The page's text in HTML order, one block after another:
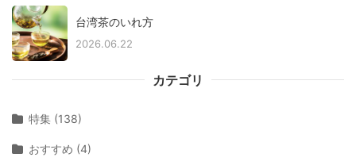
台湾茶のいれ方
2026.06.22
カテゴリ
特集 (138)
おすすめ (4)